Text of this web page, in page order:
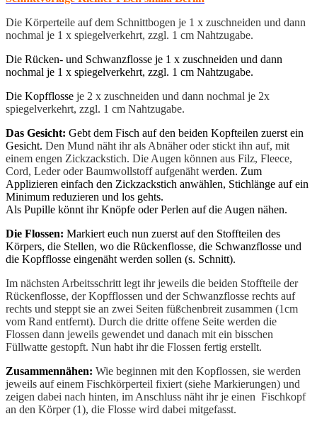
Die Körperteile auf dem Schnittbogen je 1 x zuschneiden und dann
nochmal je 1 x spiegelverkehrt, zzgl. 1 cm Nahtzugabe.
Die Rücken- und Schwanzflosse je 1 x zuschneiden und dann
nochmal je 1 x spiegelverkehrt, zzgl. 1 cm Nahtzugabe.
Die Kopfflosse je 2 x zuschneiden und dann nochmal je 2x
spiegelverkehrt, zzgl. 1 cm Nahtzugabe.
Das Gesicht: Gebt dem Fisch auf den beiden Kopfteilen zuerst ein
Gesicht. Den Mund näht ihr als Abnäher oder stickt ihn auf, mit
einem engen Zickzackstich. Die Augen können aus Filz, Fleece,
Cord, Leder oder Baumwollstoff aufgenäht werden. Zum
Applizieren einfach den Zickzackstich anwählen, Stichlänge auf ein
Minimum reduzieren und los gehts.
Als Pupille könnt ihr Knöpfe oder Perlen auf die Augen nähen.
Die Flossen: Markiert euch nun zuerst auf den Stoffteilen des
Körpers, die Stellen, wo die Rückenflosse, die Schwanzflosse und
die Kopfflosse eingenäht werden sollen (s. Schnitt).
Im nächsten Arbeitsschritt legt ihr jeweils die beiden Stoffteile der
Rückenflosse, der Kopfflossen und der Schwanzflosse rechts auf
rechts und steppt sie an zwei Seiten füßchenbreit zusammen (1cm
vom Rand entfernt). Durch die dritte offene Seite werden die
Flossen dann jeweils gewendet und danach mit ein bisschen
Füllwatte gestopft. Nun habt ihr die Flossen fertig erstellt.
Zusammennähen: Wie beginnen mit den Kopflossen, sie werden
jeweils auf einem Fischkörperteil fixiert (siehe Markierungen) und
zeigen dabei nach hinten, im Anschluss näht ihr je einen Fischkopf
an den Körper (1), die Flosse wird dabei mitgefasst.